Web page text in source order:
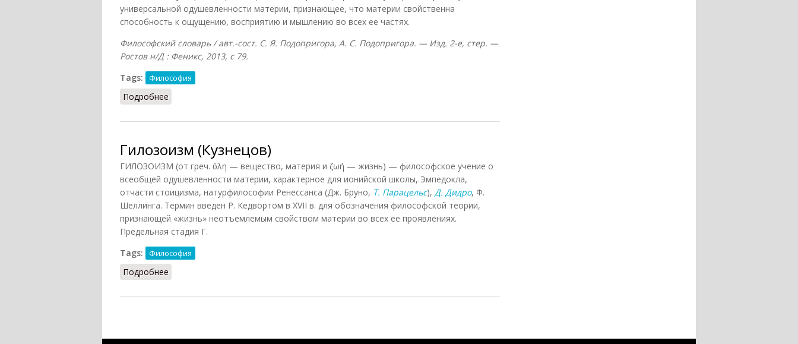
универсальной одушевленности материи, признающее, что материи свойственна
способность к ощущению, восприятию и мышлению во всех ее частях.
Философский словарь / авт.-сост. С. Я. Подопригора, А. С. Подопригора. — Изд. 2-е, стер. —
Ростов н/Д : Феникс, 2013, с 79.
Tags:
Философия
Подробнее
Гилозоизм (Кузнецов)
ГИЛОЗОИЗМ (от греч. ὕλη — вещество, материя и ζωή — жизнь) — философское учение о
всеобщей одушевленности материи, характерное для ионийской школы, Эмпедокла,
отчасти стоицизма, натурфилософии Ренессанса (Дж. Бруно, Т. Парацельс), Д. Дидро, Ф.
Шеллинга. Термин введен Р. Кедвортом в XVII в. для обозначения философской теории,
признающей «жизнь» неотъемлемым свойством материи во всех ее проявлениях.
Предельная стадия Г.
Tags:
Философия
Подробнее